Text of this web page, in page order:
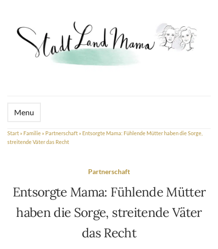
Menu
Start » Familie » Partnerschaft » Entsorgte Mama: Fühlende Mütter haben die Sorge,
streitende Väter das Recht
Partnerschaft
Entsorgte Mama: Fühlende Mütter
haben die Sorge, streitende Väter
das Recht